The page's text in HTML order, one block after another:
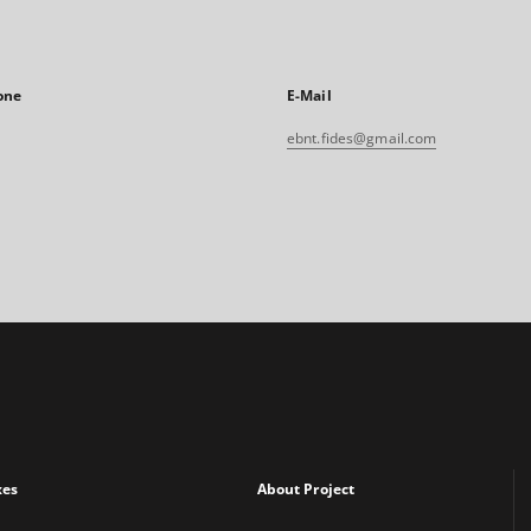
E-Mail
ebnt.fides@gmail.com
About Project